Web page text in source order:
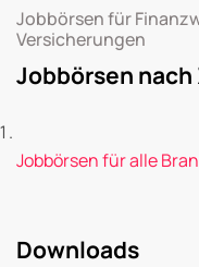
Jobbörsen für
Versicherungen
Jobbörsen
Jobbörsen für alle
Downloads